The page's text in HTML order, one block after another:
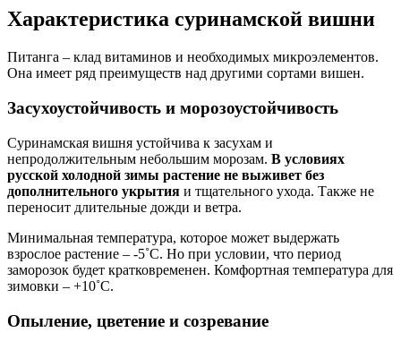
Характеристика суринамской вишни
Питанга – клад витаминов и необходимых микроэлементов.
Она имеет ряд преимуществ над другими сортами вишен.
Засухоустойчивость и морозоустойчивость
Суринамская вишня устойчива к засухам и
непродолжительным небольшим морозам. В условиях
русской холодной зимы растение не выживет без
дополнительного укрытия и тщательного ухода. Также не
переносит длительные дожди и ветра.
Минимальная температура, которое может выдержать
взрослое растение – -5˚С. Но при условии, что период
заморозок будет кратковременен. Комфортная температура для
зимовки – +10˚С.
Опыление, цветение и созревание